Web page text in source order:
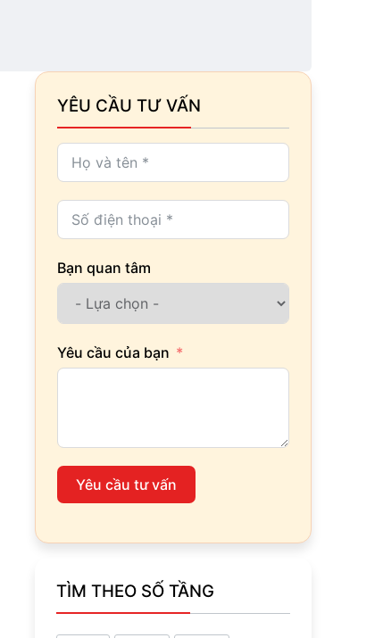
YÊU CẦU TƯ VẤN
Bạn quan tâm
Yêu cầu của bạn
Yêu cầu tư vấn
TÌM THEO SỐ TẦNG